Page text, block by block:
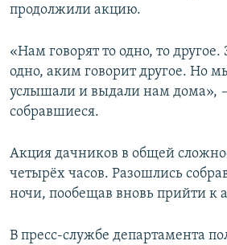
продолжили акцию.
«Нам говорят то одно, то
одно, аким говорит другое. Но
услышали и выдали нам дома»,
собравшиеся.
Акция дачников в общей
четырёх часов. Разошлись
ночи, пообещав вновь прийти к
В пресс-службе департамента